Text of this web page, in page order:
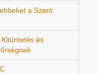
a Szent
és